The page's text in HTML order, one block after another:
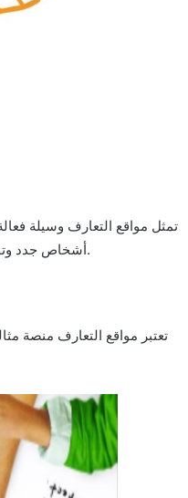
تمثل مواقع التعارف وسيلة
أشخاص جدد وتوسيع دائرة المعارف الاجتماعية. كما تساهم في تحقيق اتصالات عاطفية ورومانسية بين الأفراد.
تعتبر مواقع التعارف منصة